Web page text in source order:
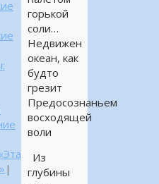
горькой
соли…
Недвижен
океан, как
будто
грезит
Предосознаньем
восходящей
воли
Из
глубины
|